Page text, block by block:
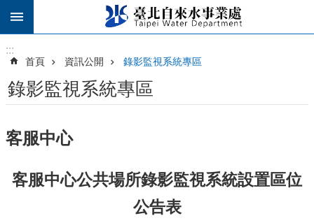
跳到主要內容區塊
:::
首頁 資訊公開 錄影監視系統專區
錄影監視系統專區
客服中心
客服中心公共場所錄影監視系統設置區位
公告表